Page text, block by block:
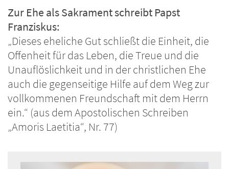
Zur Ehe als Sakrament schreibt Papst
Franziskus:
„Dieses eheliche Gut schließt die Einheit, die
Offenheit für das Leben, die Treue und die
Unauflöslichkeit und in der christlichen Ehe
auch die gegenseitige Hilfe auf dem Weg zur
vollkommenen Freundschaft mit dem Herrn
ein.“ (aus dem Apostolischen Schreiben
„Amoris Laetitia“, Nr. 77)